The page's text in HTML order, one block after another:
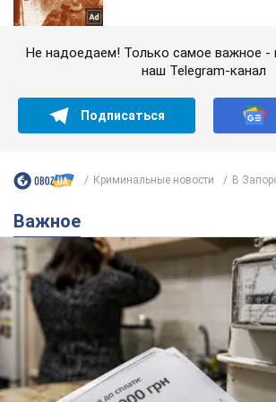
Не надоедаем! Только самое важное -
наш Telegram-канал
Подписаться
Криминальные новости В
Важное